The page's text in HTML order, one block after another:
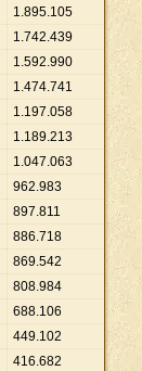
1.895.105
1.742.439
1.592.990
1.474.741
1.197.058
1.189.213
1.047.063
962.983
897.811
886.718
869.542
808.984
688.106
449.102
416.682